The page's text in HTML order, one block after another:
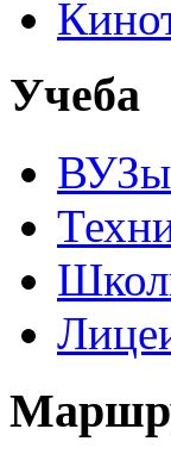
Учеба
ВУЗы